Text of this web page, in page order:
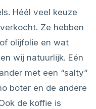
Héél veel keuze
Ze hebben
olijfolie en wat
wij natuurlijk. Eén
met een “salty”
boter en de andere
de koffie is